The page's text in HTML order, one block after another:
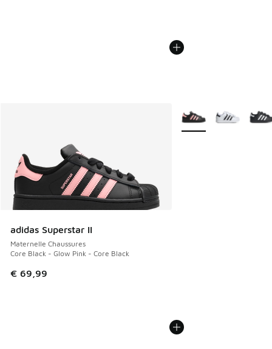
adidas Superstar II
Maternelle Chaussures
Core Black - Glow Pink - Core Black
€ 69,99
Plus de couleurs